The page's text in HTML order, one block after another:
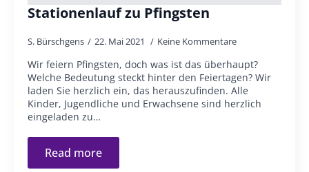
Stationenlauf zu Pfingsten
S. Bürschgens 22. Mai 2021 Keine Kommentare
Wir feiern Pfingsten, doch was ist das überhaupt?
Welche Bedeutung steckt hinter den Feiertagen? Wir
laden Sie herzlich ein, das herauszufinden. Alle
Kinder, Jugendliche und Erwachsene sind herzlich
eingeladen zu…
Read more